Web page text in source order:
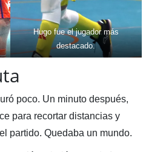
Hugo fue el jugador más
destacado.
poco. Un minuto después,
para recortar distancias y
partido. Quedaba un mundo.